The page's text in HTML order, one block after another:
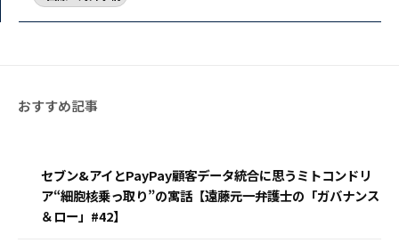
セブン&アイとPayPay顧客データ統合に思うミトコンドリ
ア“細胞核乗っ取り”の寓話【遠藤元一弁護士の「ガバナンス
＆ロー」#42】